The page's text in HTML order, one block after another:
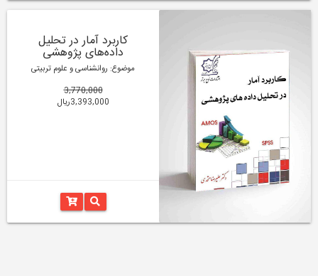
کاربرد آمار در تحلیل
داده‌های پژوهشی
موضوع: روانشناسی و علوم تربیتی
3,770,000
3,393,000ریال